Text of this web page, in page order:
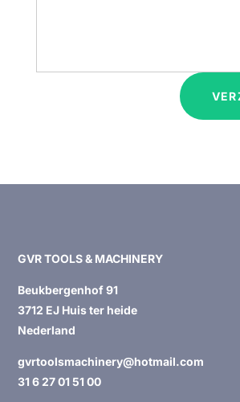
GVR TOOLS & MACHINERY
Beukbergenhof 91
3712 EJ Huis ter heide
Nederland
gvrtoolsmachinery@hotmail.com
31 6 27 01 51 00